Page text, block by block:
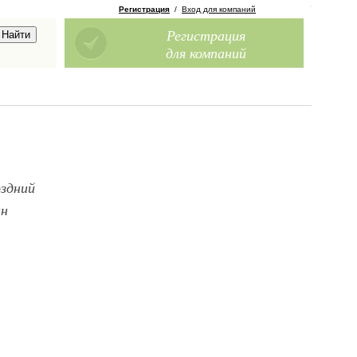
Регистрация / Вход для компаний
Регистрация
для компаний